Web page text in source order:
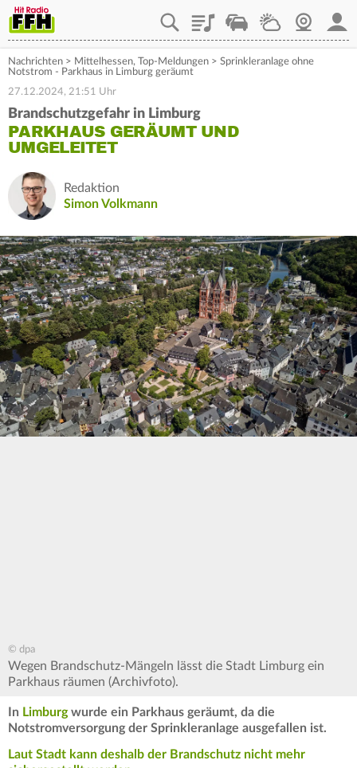
PlaylistStaupilotWetterWebcam
Nachrichten > Mittelhessen, Top-Meldungen > Sprinkleranlage ohne
Notstrom - Parkhaus in Limburg geräumt
27.12.2024, 21:51 Uhr
Brandschutzgefahr in Limburg
PARKHAUS GERÄUMT UND
UMGELEITET
Redaktion
Simon Volkmann
© dpa
Wegen Brandschutz-Mängeln lässt die Stadt Limburg ein
Parkhaus räumen (Archivfoto).
In Limburgwurde ein Parkhaus geräumt, da die
Notstromversorgung der Sprinkleranlage ausgefallen ist.
Laut Stadt kann deshalb der Brandschutz nicht mehr